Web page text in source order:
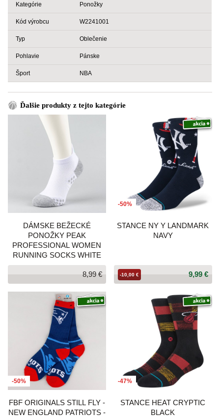
Kategórie Ponožky
Kód výrobcu W2241001
Typ Oblečenie
Pohlavie Pánske
Šport NBA
Ďalšie produkty z tejto kategórie
DÁMSKE BEŽECKÉ
PONOŽKY PEAK
PROFESSIONAL WOMEN
RUNNING SOCKS WHITE
8,99 €
-50%
STANCE NY Y LANDMARK
NAVY
9,99 €
-10,00 €
-50%
FBF ORIGINALS STILL FLY -
NEW ENGLAND PATRIOTS -
-47%
STANCE HEAT CRYPTIC
BLACK